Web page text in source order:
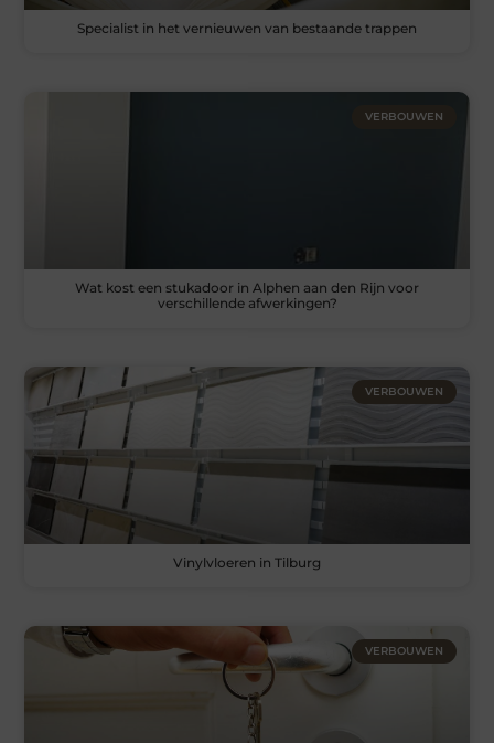
Specialist in het vernieuwen van bestaande trappen
VERBOUWEN
Wat kost een stukadoor in Alphen aan den Rijn voor
verschillende afwerkingen?
VERBOUWEN
Vinylvloeren in Tilburg
VERBOUWEN